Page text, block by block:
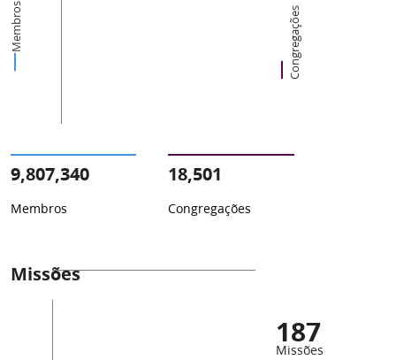
Membros Congregações
9,807,340
Membros
18,501
Congregações
Missões
187
Missões